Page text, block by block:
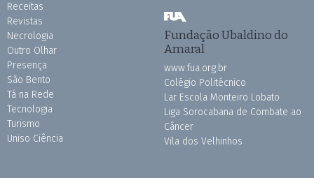
Receitas
Revistas
Necrologia
Outro Olhar
Presença
São Bento
Tá na Rede
Tecnologia
Turismo
Uniso Ciência
Fundação Ubaldino do
Amaral
www.fua.org.br
Colégio Politécnico
Lar Escola Monteiro Lobato
Liga Sorocabana de Combate ao
Câncer
Vila dos Velhinhos